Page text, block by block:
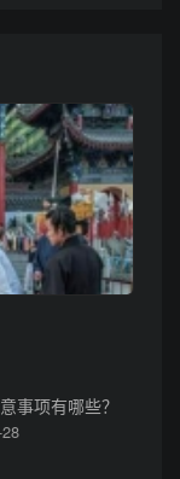
事项有哪些？